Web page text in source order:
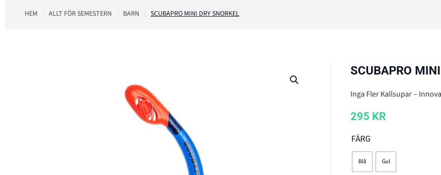
HEM ALLT FÖR SEMESTERN BARN SCUBAPRO MINI DRY SNORKEL
SCUBAPRO
Inga Fler Kallsupar –
295 KR
FÄRG
Blå Gul